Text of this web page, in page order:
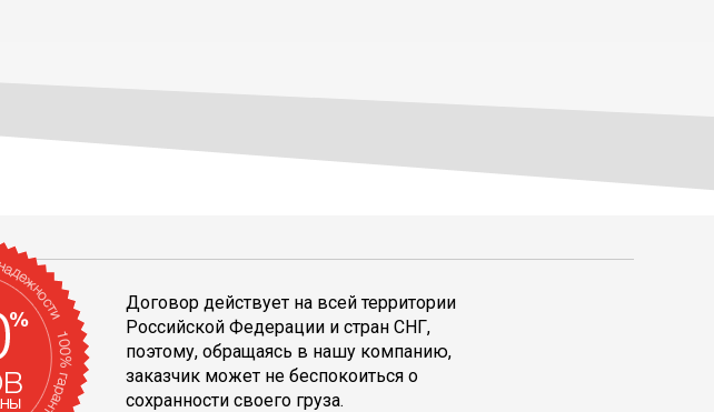
Договор действует на всей территории
Российской Федерации и стран СНГ,
поэтому, обращаясь в нашу компанию,
заказчик может не беспокоиться о
сохранности своего груза.